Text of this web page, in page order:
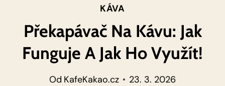
KÁVA
Překapávač Na Kávu: Jak
Funguje A Jak Ho Využít!
Od KafeKakao.cz 23. 3. 2026